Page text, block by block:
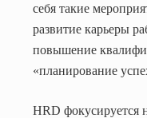
себя такие
развитие карьеры
повышение
«планирование
HRD фокусируется